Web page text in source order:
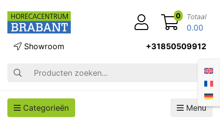
Zoek op
Showroom +31850509912
0 Totaal
0.00
Categorieën Menu